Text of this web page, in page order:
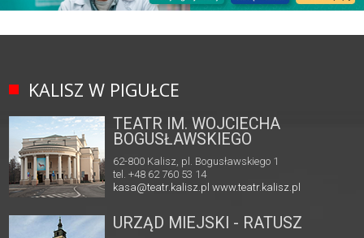
KALISZ W PIGUŁCE
TEATR IM. WOJCIECHA
BOGUSŁAWSKIEGO
62-800 Kalisz, pl. Bogusławskiego 1
tel. +48 62 760 53 14
kasa@teatr.kalisz.pl www.teatr.kalisz.pl
URZĄD MIEJSKI - RATUSZ